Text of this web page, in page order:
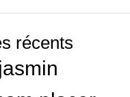
récents